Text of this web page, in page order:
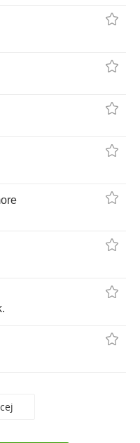
.